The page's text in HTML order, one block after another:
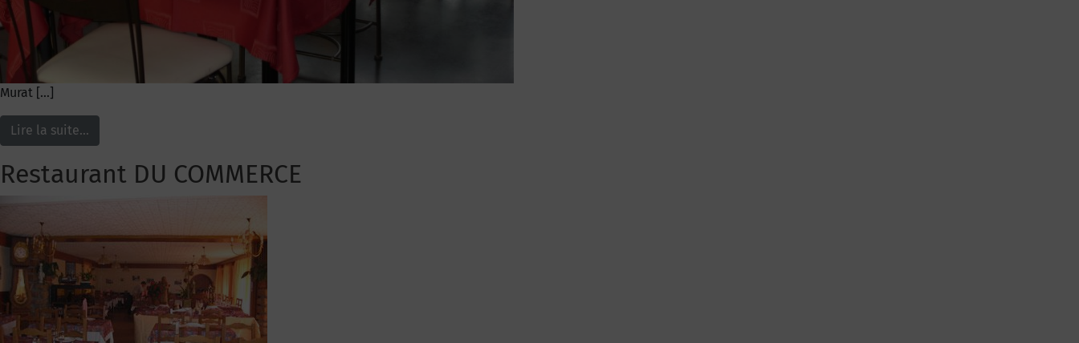
Murat […]
Lire la suite…
Restaurant DU COMMERCE